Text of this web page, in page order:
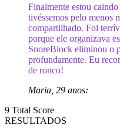
Finalmente estou
tivéssemos pelo menos
compartilhado. Foi
porque ele organizava
SnoreBlock eliminou o
profundamente. Eu
de ronco!
Maria, 29 anos:
9 Total Score
RESULTADOS